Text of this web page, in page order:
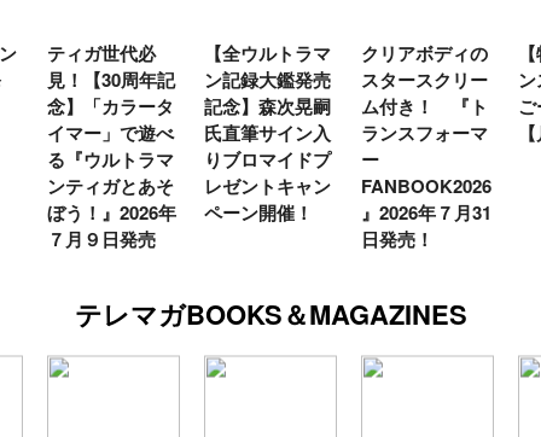
ティガ世代必
見！【30周年記
念】「カラータ
イマー」で遊べ
る『ウルトラマ
ンティガとあそ
ぼう！』2026年
７月９日発売
【全ウルトラマ
ン記録大鑑発売
記念】森次晃嗣
氏直筆サイン入
りブロマイドプ
レゼントキャン
ペーン開催！
クリアボディの
スタースクリー
ム付き！ 『ト
ランスフォーマ
ー
FANBOOK2026
』2026年７月31
日発売！
テレマガBOOKS＆MAGAZINES